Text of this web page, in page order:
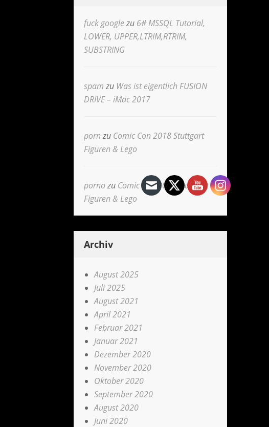
fuck googlezu 6# MSSQL Tutorial,
LOWER, UPPER,LTRIM,RTRIM,
SUBSTRING
spam zu Was ist eigentlich FUSION
DRIVE – iMac 2017
pornzu Comic Con 2018 Stuttgart
Figuren & Lego
porno zu Comic Con 2018 Stuttgart
Figuren & Lego
Archiv
August 2025
Juli 2025
August 2021
April 2021
Februar 2021
Januar 2021
Dezember 2020
November 2020
Oktober 2020
September 2020
August 2020
Juni 2020